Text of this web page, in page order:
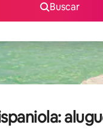
Buscar